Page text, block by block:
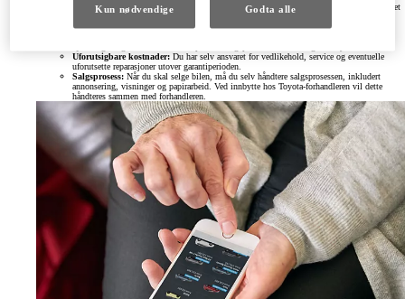
Større kapitalbinding:Du binder opp kapital i bilen, enten i form av egenkapital eller et
lån som må nedbetales. Dette kan påvirke din evne til å ta opp andre lån eller investere i
andre ting.
Uforutsigbare kostnader: Du har selv ansvaret for vedlikehold, service og eventuelle
uforutsette reparasjoner utover garantiperioden.
Salgsprosess: Når du skal selge bilen, må du selv håndtere salgsprosessen, inkludert
annonsering, visninger og papirarbeid. Ved innbytte hos Toyota-forhandleren vil dette
håndteres sammen med forhandleren.
Kun nødvendige Godta alle